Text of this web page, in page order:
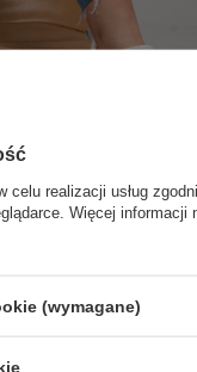
realizacji usług
Więcej
(wymagane)